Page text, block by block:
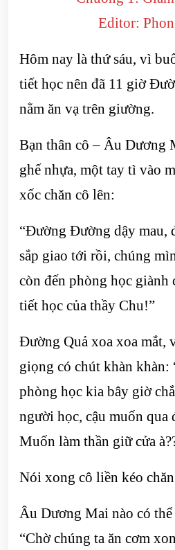
Editor:
Hôm nay là thứ sáu, vì
tiết học nên đã 11 giờ
nằm ăn vạ trên giường.
Bạn thân cô – Âu Dương
ghế nhựa, một tay tì vào
xốc chăn cô lên:
“Đường Đường dậy mau,
sắp giao tới rồi, chúng
còn đến phòng học giành
tiết học của thầy Chu!”
Đường Quả xoa xoa mắt,
giọng có chút khàn khàn:
phòng học kia bây giờ
người học, cậu muốn qua
Muốn làm thần giữ cửa
Nói xong cô liền kéo
Âu Dương Mai nào có
“Chờ chúng ta ăn cơm